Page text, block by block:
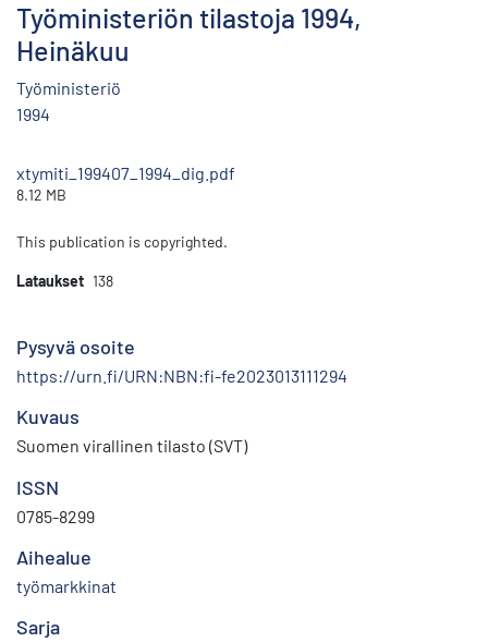
Työministeriön tilastoja 1994,
Heinäkuu
Työministeriö
1994
xtymiti_199407_1994_dig.pdf
8.12 MB
This publication is copyrighted.
Lataukset 138
Pysyvä osoite
https://urn.fi/URN:NBN:fi-fe2023013111294
Kuvaus
Suomen virallinen tilasto (SVT)
ISSN
0785-8299
Aihealue
työmarkkinat
Sarja